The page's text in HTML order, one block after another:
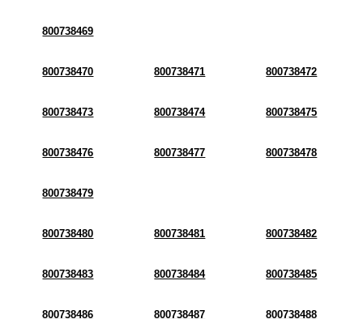
800738469
800738470 800738471 800738472
800738473 800738474 800738475
800738476 800738477 800738478
800738479
800738480 800738481 800738482
800738483 800738484 800738485
800738486 800738487 800738488